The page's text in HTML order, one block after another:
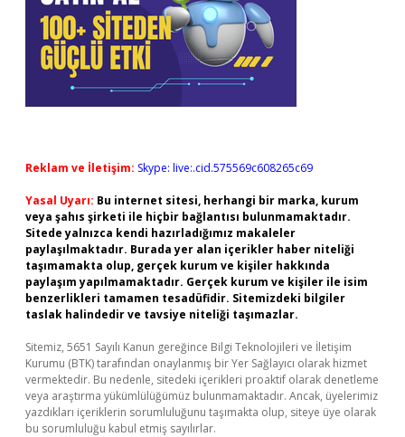
Reklam ve İletişim: Skype: live:.cid.575569c608265c69
Yasal Uyarı: Bu internet sitesi, herhangi bir marka, kurum
veya şahıs şirketi ile hiçbir bağlantısı bulunmamaktadır.
Sitede yalnızca kendi hazırladığımız makaleler
paylaşılmaktadır. Burada yer alan içerikler haber niteliği
taşımamakta olup, gerçek kurum ve kişiler hakkında
paylaşım yapılmamaktadır. Gerçek kurum ve kişiler ile isim
benzerlikleri tamamen tesadüfidir. Sitemizdeki bilgiler
taslak halindedir ve tavsiye niteliği taşımazlar.
Sitemiz, 5651 Sayılı Kanun gereğince Bilgi Teknolojileri ve İletişim
Kurumu (BTK) tarafından onaylanmış bir Yer Sağlayıcı olarak hizmet
vermektedir. Bu nedenle, sitedeki içerikleri proaktif olarak denetleme
veya araştırma yükümlülüğümüz bulunmamaktadır. Ancak, üyelerimiz
yazdıkları içeriklerin sorumluluğunu taşımakta olup, siteye üye olarak
bu sorumluluğu kabul etmiş sayılırlar.